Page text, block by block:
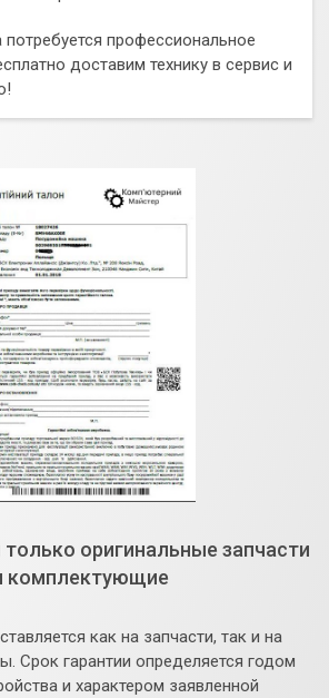
профессиональное
доставим технику в сервис и
оригинальные запчасти
комплектующие
как на запчасти, так и на
Срок гарантии определяется годом
и характером заявленной